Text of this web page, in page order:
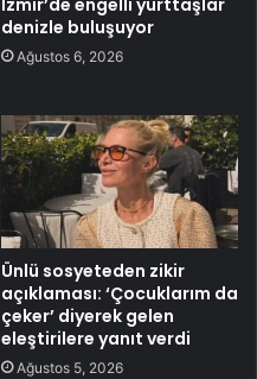
denizle buluşuyor
Ağustos 6, 2026
Ünlü sosyeteden zikir
açıklaması: ‘Çocuklarım da
çeker’ diyerek gelen
eleştirilere yanıt verdi
Ağustos 5, 2026